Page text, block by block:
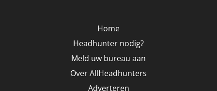
Home
Headhunter nodig?
Meld uw bureau aan
Over AllHeadhunters
Adverteren